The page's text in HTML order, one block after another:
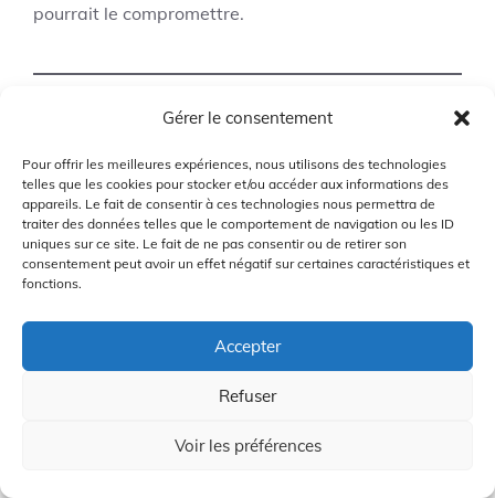
Gérer le consentement
Pour offrir les meilleures expériences, nous utilisons des technologies
telles que les cookies pour stocker et/ou accéder aux informations des
appareils. Le fait de consentir à ces technologies nous permettra de
traiter des données telles que le comportement de navigation ou les ID
uniques sur ce site. Le fait de ne pas consentir ou de retirer son
consentement peut avoir un effet négatif sur certaines caractéristiques et
fonctions.
Accepter
Refuser
Voir les préférences
pourrait le compromettre.
7
Tees de golf
biodégradables